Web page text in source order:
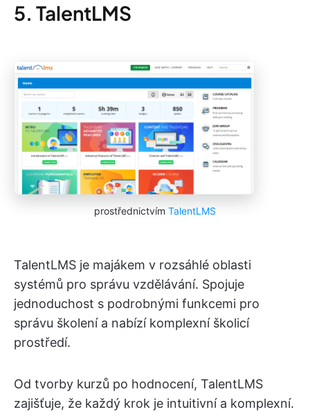
5. TalentLMS
prostřednictvím TalentLMS
TalentLMS je majákem v rozsáhlé oblasti
systémů pro správu vzdělávání. Spojuje
jednoduchost s podrobnými funkcemi pro
správu školení a nabízí komplexní školicí
prostředí.
Od tvorby kurzů po hodnocení, TalentLMS
zajišťuje, že každý krok je intuitivní a komplexní.